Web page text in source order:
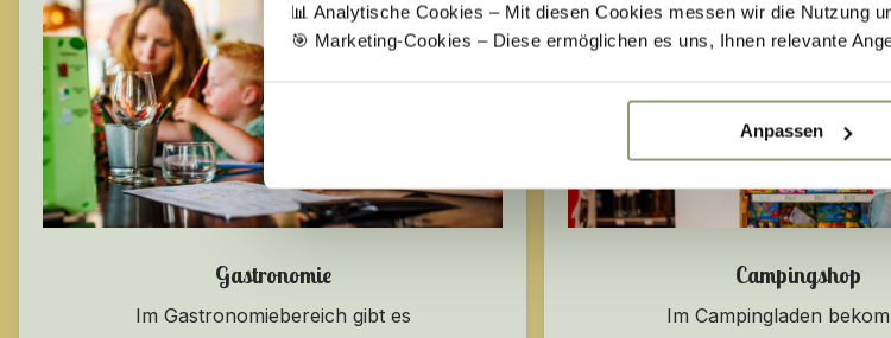
📊 Analytische Cookies – Mit diesen Cookies messen wir die Nutzung
🎯 Marketing-Cookies – Diese ermöglichen es uns, Ihnen relevante
Anpassen
Gastronomie
Im Gastronomiebereich gibt es
Campingshop
Im Campingladen